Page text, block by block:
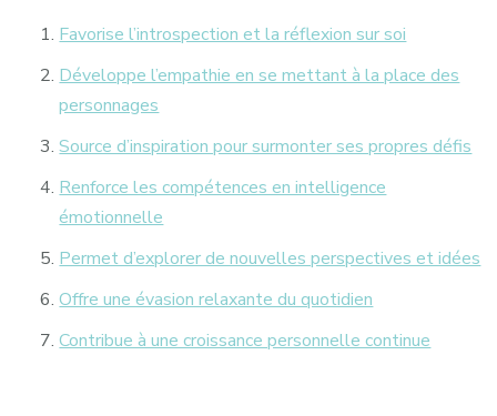
Favorise l’introspection et la réflexion sur soi
Développe l’empathie en se mettant à la place des
personnages
Source d’inspiration pour surmonter ses propres défis
Renforce les compétences en intelligence
émotionnelle
Permet d’explorer de nouvelles perspectives et idées
Offre une évasion relaxante du quotidien
Contribue à une croissance personnelle continue